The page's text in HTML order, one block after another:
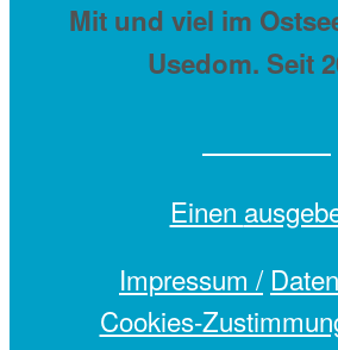
Mit und viel im
Usedom. Seit
Einen
Impressum /
Cookies-